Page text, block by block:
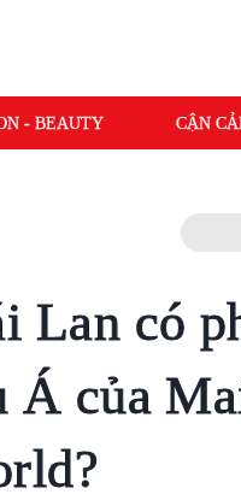
- BEAUTY CẬN
Lan có
Á của